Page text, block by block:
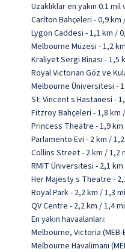
Uzaklıklar en yakın 0.1
Carlton Bahçeleri - 0,9 km
Lygon Caddesi - 1,1 km /
Melbourne Müzesi - 1,2
Kraliyet Sergi Binası - 1,5
Royal Victorian Göz ve
Melbourne Üniversitesi -
St. Vincent s Hastanesi -
Fitzroy Bahçeleri - 1,8 km
Princess Theatre - 1,9 km
Parlamento Evi - 2 km /
Collins Street - 2 km / 1,2
RMIT Üniversitesi - 2,1
Her Majesty s Theatre -
Royal Park - 2,2 km / 1,3 mi
QV Centre - 2,2 km / 1,4 mi
En yakın havaalanları:
Melbourne, Victoria
Melbourne Havalimanı